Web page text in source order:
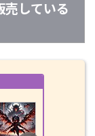
している